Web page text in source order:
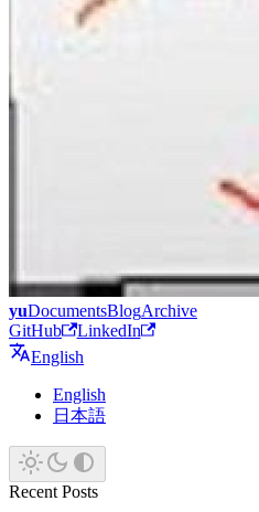
yuDocumentsBlogArchive
GitHub
LinkedIn
English
English
日本語
Recent Posts